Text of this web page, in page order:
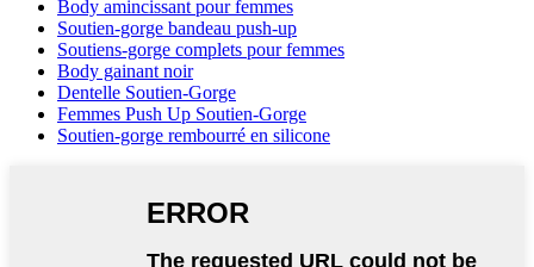
Body amincissant pour femmes
Soutien-gorge bandeau push-up
Soutiens-gorge complets pour femmes
Body gainant noir
Dentelle Soutien-Gorge
Femmes Push Up Soutien-Gorge
Soutien-gorge rembourré en silicone